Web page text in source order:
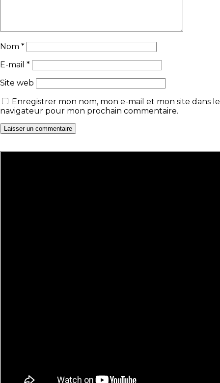
Nom *
E-mail *
Site web
Enregistrer mon nom, mon e-mail et mon site dans le
navigateur pour mon prochain commentaire.